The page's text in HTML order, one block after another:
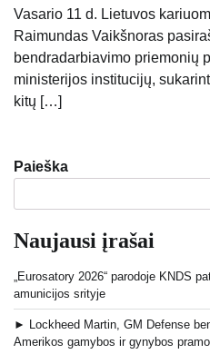
Vasario 11 d. Lietuvos
Raimundas Vaikšnoras
bendradarbiavimo priemonių
ministerijos institucijų,
kitų […]
Paieška
Naujausi įrašai
„Eurosatory 2026“ parodoje KNDS
amunicijos srityje
► Lockheed Martin, GM Defense
Amerikos gamybos ir gynybos